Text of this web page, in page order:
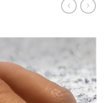
Add to
wishlist